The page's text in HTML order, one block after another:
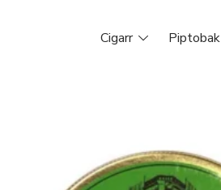
Cigarr Piptobak